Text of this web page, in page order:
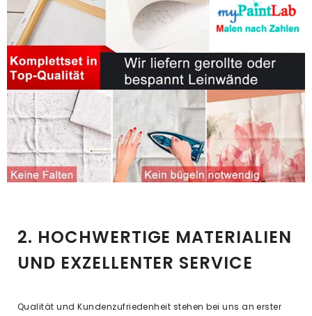
2. HOCHWERTIGE MATERIALIEN
UND EXZELLENTER SERVICE
Qualität und Kundenzufriedenheit stehen bei uns an erster